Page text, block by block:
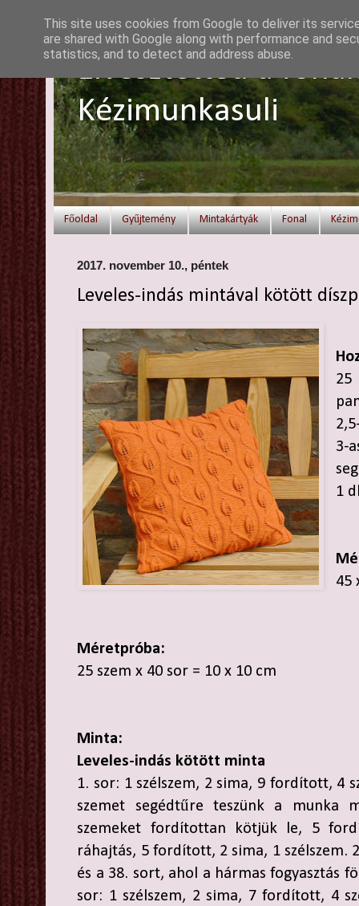
Elvesztetted a
Kézimunkasuli
Főoldal Gyűjtemény Mintakártyák Fonal
2017. november 10., péntek
Leveles-indás mintával kötött
3-
1
45
Méretpróba:
25 szem x 40 sor = 10 x 10 cm
Minta:
Leveles-indás kötött minta
1. sor: 1 szélszem, 2 sima, 9 fordított, 4
szemet segédtűre teszünk a
szemeket fordítottan kötjük le, 5
ráhajtás, 5 fordított, 2 sima, 1 szélszem.
és a 38. sort, ahol a hármas fogyasztás
sor: 1 szélszem, 2 sima, 7 fordított, 4
This site uses cookies from Google to deliver its
are shared with Google along with performance and
statistics, and to detect and address abuse.